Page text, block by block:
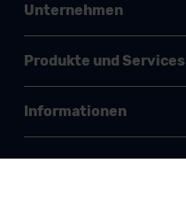
Unternehmen
Produkte und Services
Informationen